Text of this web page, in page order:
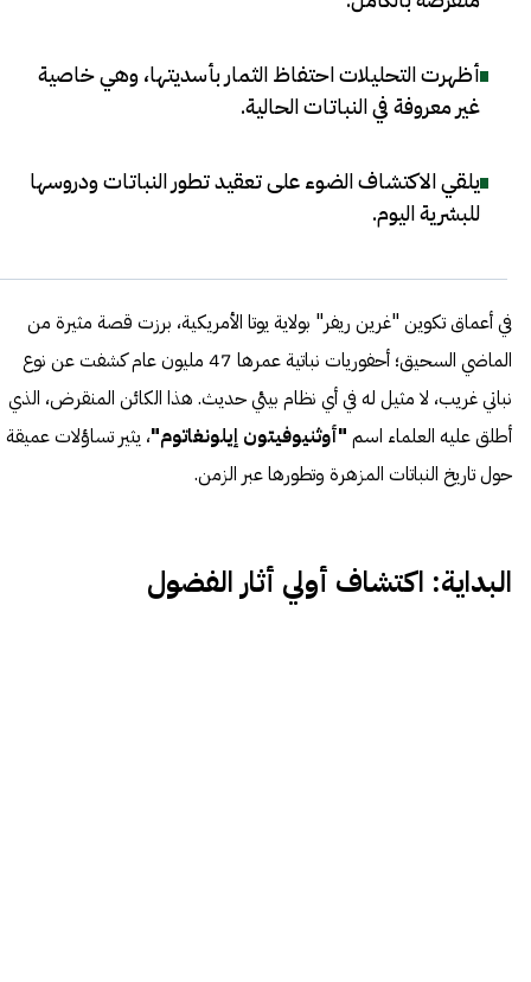
أظهرت التحليلات احتفاظ الثمار بأسديتها، وهي خاصية
غير معروفة في النباتات الحالية.
يلقي الاكتشاف الضوء على تعقيد تطور النباتات ودروسها
للبشرية اليوم.
في أعماق تكوين "غرين ريفر" بولاية يوتا الأمريكية، برزت قصة مثيرة من
الماضي السحيق؛ أحفوريات نباتية عمرها 47 مليون عام كشفت عن نوع
نباتي غريب، لا مثيل له في أي نظام بيئي حديث. هذا الكائن المنقرض، الذي
أطلق عليه العلماء اسم "أوثنيوفيتون إيلونغاتوم"، يثير تساؤلات عميقة
حول تاريخ النباتات المزهرة وتطورها عبر الزمن.
البداية: اكتشاف أولي أثار الفضول